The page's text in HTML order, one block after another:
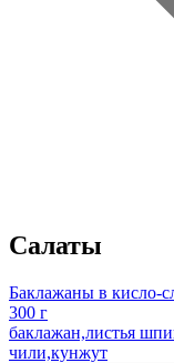
Салаты
Баклажаны в кисло-
300 г
баклажан,листья
чили,кунжут